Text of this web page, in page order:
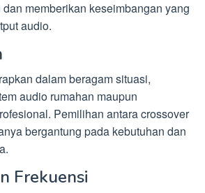
memberikan keseimbangan yang
audio.
dalam beragam situasi,
audio rumahan maupun
Pemilihan antara crossover
bergantung pada kebutuhan dan
Frekuensi